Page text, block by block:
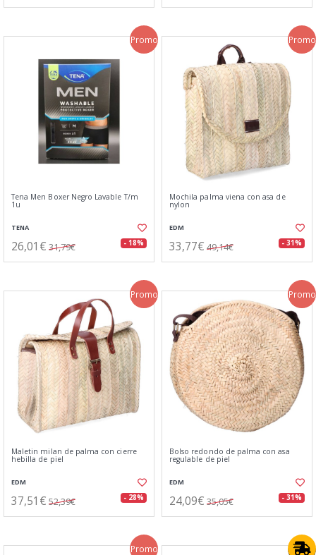
Promo
Tena Men Boxer Negro Lavable T/m
1u
TENA
26,01€ 31,79€ - 18%
Promo
Mochila palma viena con asa de
nylon
EDM
33,77€ 49,14€ - 31%
Promo
Maletin milan de palma con cierre
hebilla de piel
EDM
37,51€ 52,39€ - 28%
Promo
Bolso redondo de palma con asa
regulable de piel
EDM
24,09€ 35,05€ - 31%
Promo